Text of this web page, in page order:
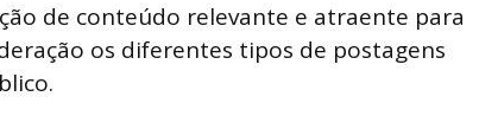
de conteúdo relevante e atraente para
os diferentes tipos de postagens